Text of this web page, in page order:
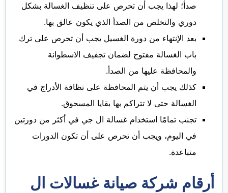
صدأ؛ لهذا يجب أن تحرص على تنظيف الغسالة بشكل
دوري والتخلص من الصدأ الذي يكون عالق بها.
بعد الإنتهاء من دورة الغسيل يجب أن تحرص على ترك
باب الغسالة مفتوح لضمان تجفيف الاسطوانة
والمحافظة عليها من الصدأ.
كذلك يجب أن يتم المحافظة على نظافة الأدراج في
الغسالة حتى لا تتراكم بها بقايا المسحوق.
تجنب تمامًا استخدام غسالة ال جي في أكثر من دورتين
في اليوم، ويجب أن تحرص على أن تكون الدورات
متباعدة.
أرقام شركة صيانة غسالات ال